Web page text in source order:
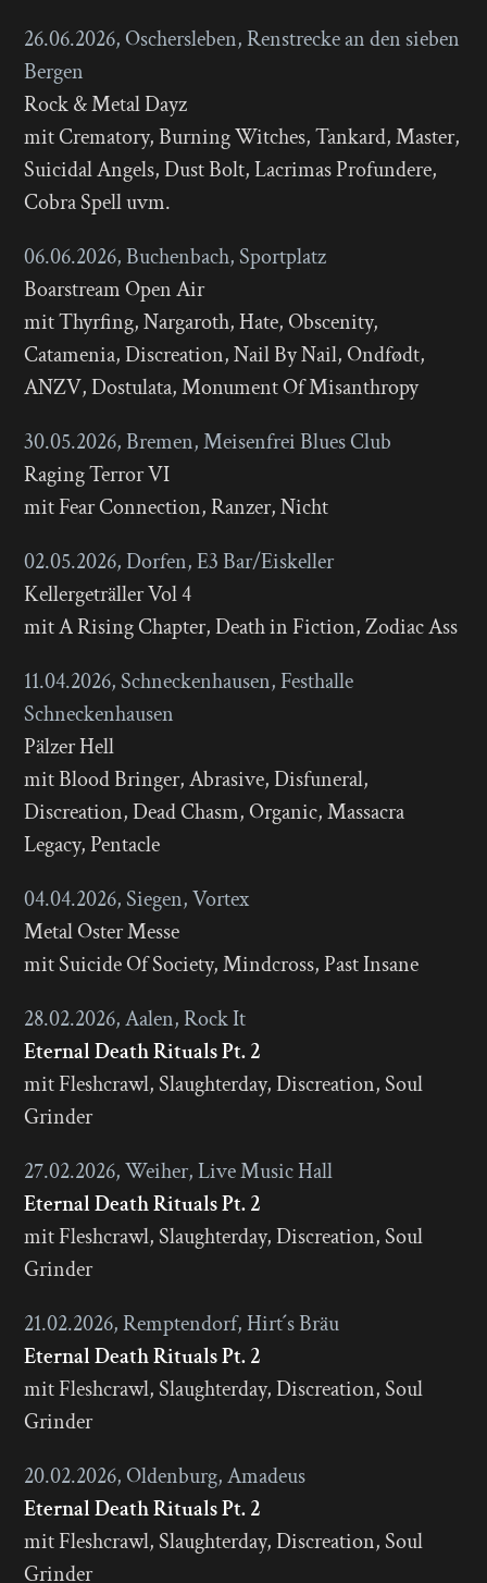
26.06.2026, Oschersleben, Renstrecke an den sieben
Bergen
Rock & Metal Dayz
mit Crematory, Burning Witches, Tankard, Master,
Suicidal Angels, Dust Bolt, Lacrimas Profundere,
Cobra Spell uvm.
06.06.2026, Buchenbach, Sportplatz
Boarstream Open Air
mit Thyrfing, Nargaroth, Hate, Obscenity,
Catamenia, Discreation, Nail By Nail, Ondfødt,
ANZV, Dostulata, Monument Of Misanthropy
30.05.2026, Bremen, Meisenfrei Blues Club
Raging Terror VI
mit Fear Connection, Ranzer, Nicht
02.05.2026, Dorfen, E3 Bar/Eiskeller
Kellergeträller Vol 4
mit A Rising Chapter, Death in Fiction, Zodiac Ass
11.04.2026, Schneckenhausen, Festhalle
Schneckenhausen
Pälzer Hell
mit Blood Bringer, Abrasive, Disfuneral,
Discreation, Dead Chasm, Organic, Massacra
Legacy, Pentacle
04.04.2026, Siegen, Vortex
Metal Oster Messe
mit Suicide Of Society, Mindcross, Past Insane
28.02.2026, Aalen, Rock It
Eternal Death Rituals Pt. 2
mit Fleshcrawl, Slaughterday, Discreation, Soul
Grinder
27.02.2026, Weiher, Live Music Hall
Eternal Death Rituals Pt. 2
mit Fleshcrawl, Slaughterday, Discreation, Soul
Grinder
21.02.2026, Remptendorf, Hirt´s Bräu
Eternal Death Rituals Pt. 2
mit Fleshcrawl, Slaughterday, Discreation, Soul
Grinder
20.02.2026, Oldenburg, Amadeus
Eternal Death Rituals Pt. 2
mit Fleshcrawl, Slaughterday, Discreation, Soul
Grinder